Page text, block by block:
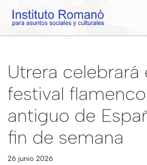
Saltar
Utrera celebrará
festival
antiguo de
fin de semana
26 junio 2026